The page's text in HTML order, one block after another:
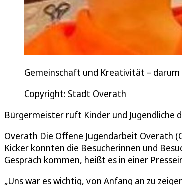
Gemeinschaft und Kreativität –
Copyright: Stadt Overath
Bürgermeister ruft Kinder und Jugendliche
Overath Die Offene Jugendarbeit Overath
Kicker konnten die Besucherinnen und
Gespräch kommen, heißt es in einer
„Uns war es wichtig, von Anfang an zu